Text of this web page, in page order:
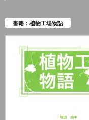
書籍：植物工場物語